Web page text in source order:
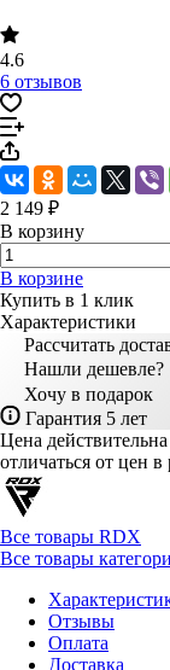
4.6
6 отзывов
2 149 ₽
В корзину
В корзине
Купить в 1 клик
Характеристики
Рассчитать
Нашли дешевле?
Хочу в подарок
Гарантия 5 лет
Цена
отличаться от цен
Все товары RDX
Все товары
Отзывы
Оплата
Доставка